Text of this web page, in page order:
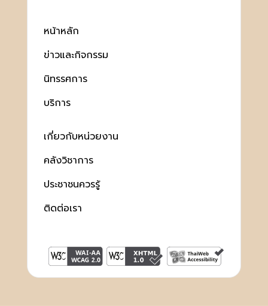
หน้าหลัก
ข่าวและกิจกรรม
นิทรรศการ
บริการ
เกี่ยวกับหน่วยงาน
คลังวิชาการ
ประชาชนควรรู้
ติดต่อเรา